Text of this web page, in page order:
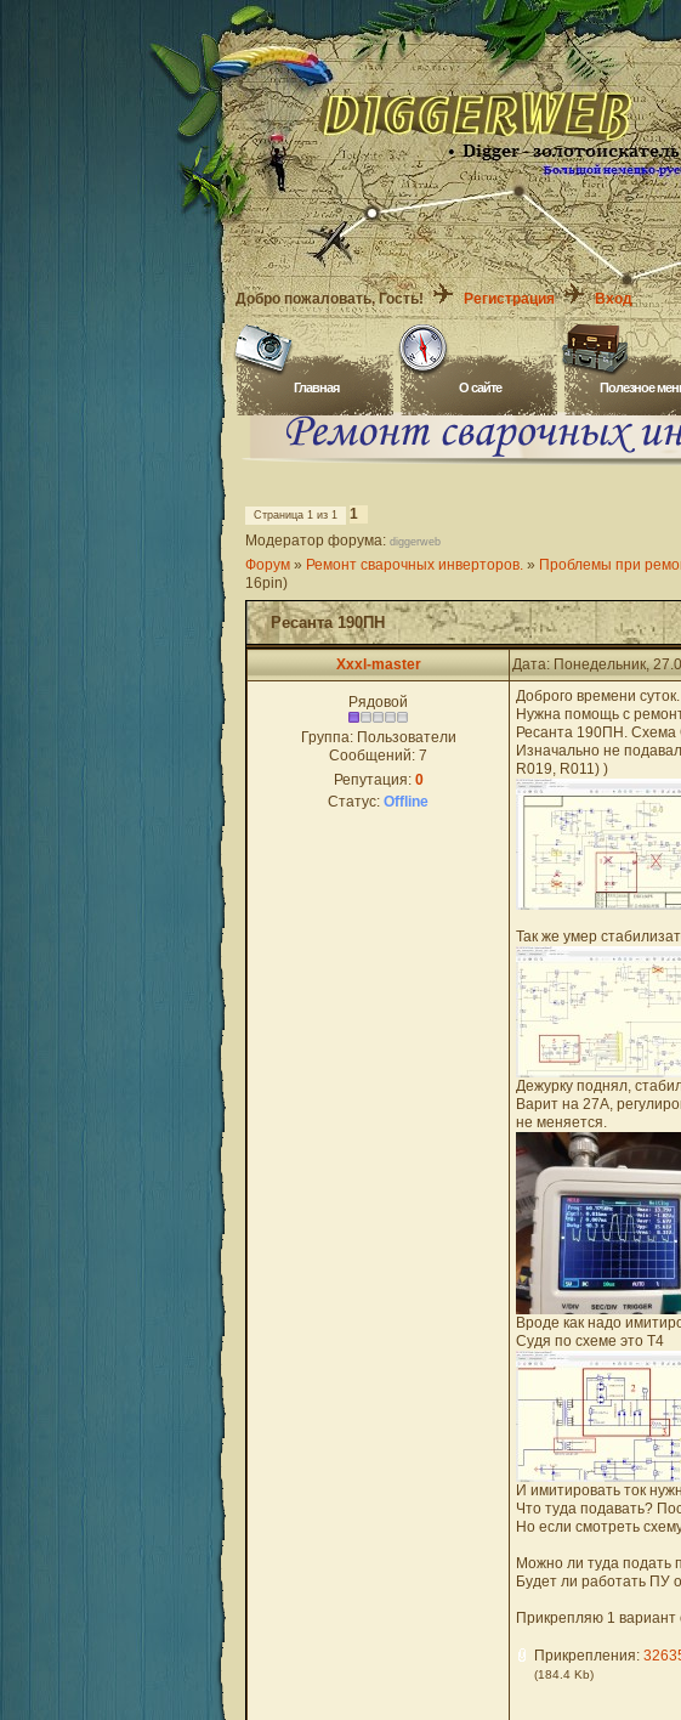
Добро пожаловать, Гость! Регистрация Вход
Главная O сайте Полезное
Страница 1 из 1
1
Модератор форума: diggerweb
Форум » Ремонт сварочных инверторов. » Проблемы при
16pin)
Ресанта 190ПН
Xxxl-master Дата: Понедельник,
Рядовой
Группа: Пользователи
Сообщений: 7
Репутация: 0
Статус: Offline
Доброго времени суток.
Нужна помощь с
Ресанта 190ПН. Схема
Изначально не
R019, R011) )
Так же умер
Дежурку поднял,
Варит на 27А,
не меняется.
Вроде как надо
Судя по схеме это Т4
И имитировать ток
Что туда подавать?
Но если смотреть
Можно ли туда подать
Будет ли работать ПУ
Прикрепляю 1 вариант
Прикрепления:
(184.4 Kb)